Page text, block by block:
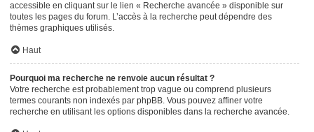
accessible en cliquant sur le lien « Recherche avancée » disponible sur
toutes les pages du forum. L’accès à la recherche peut dépendre des
thèmes graphiques utilisés.
Haut
Pourquoi ma recherche ne renvoie aucun résultat ?
Votre recherche est probablement trop vague ou comprend plusieurs
termes courants non indexés par phpBB. Vous pouvez affiner votre
recherche en utilisant les options disponibles dans la recherche avancée.